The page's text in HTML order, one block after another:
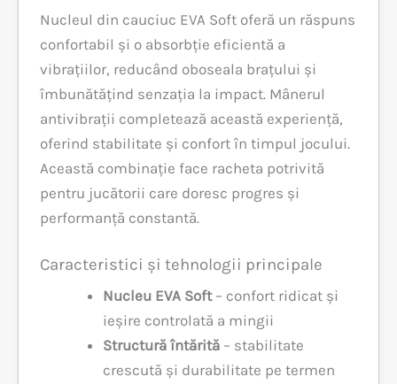
Nucleul din cauciuc EVA Soft oferă un răspuns
confortabil și o absorbție eficientă a
vibrațiilor, reducând oboseala brațului și
îmbunătățind senzația la impact. Mânerul
antivibrații completează această experiență,
oferind stabilitate și confort în timpul jocului.
Această combinație face racheta potrivită
pentru jucătorii care doresc progres și
performanță constantă.
Caracteristici și tehnologii principale
Nucleu EVA Soft– confort ridicat și
ieșire controlată a mingii
Structură întărită – stabilitate
crescută și durabilitate pe termen